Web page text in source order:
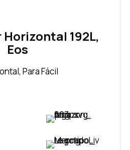
Horizontal 192L,
Eos
Para Fácil